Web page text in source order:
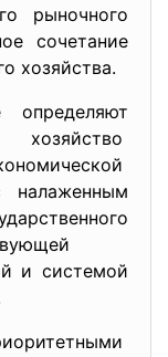
рыночного
сочетание
хозяйства.
определяют
налаженным
и системой